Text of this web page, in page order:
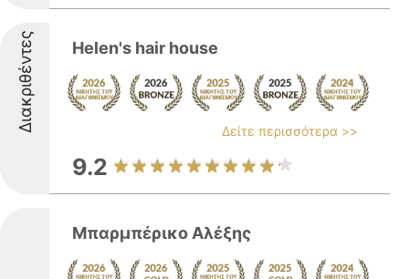
Διακριθέντες Helen's hair house
Δείτε περισσότερα >>
9.2
Μπαρμπέρικο Αλέξης